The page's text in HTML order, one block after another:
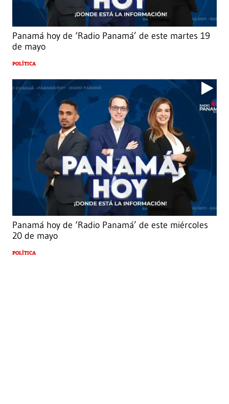
Panamá hoy de ‘Radio Panamá’ de este martes 19
de mayo
POLÍTICA
Panamá hoy de ‘Radio Panamá’ de este miércoles
20 de mayo
POLÍTICA